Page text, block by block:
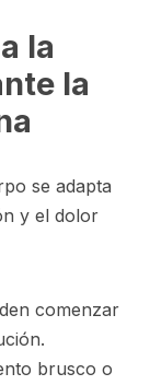
la
la
se adapta
y el dolor
comenzar
brusco o